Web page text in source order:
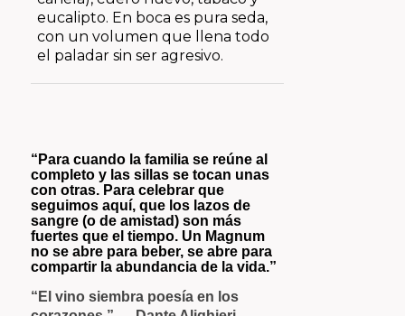
eucalipto. En boca es pura seda,
con un volumen que llena todo
el paladar sin ser agresivo.
“Para cuando la familia se reúne al
completo y las sillas se tocan unas
con otras. Para celebrar que
seguimos aquí, que los lazos de
sangre (o de amistad) son más
fuertes que el tiempo. Un Magnum
no se abre para beber, se abre para
compartir la abundancia de la vida.”
“El vino siembra poesía en los